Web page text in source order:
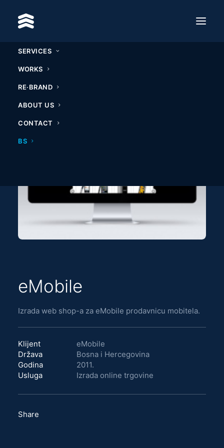
SERVICES
WORKS
RE·BRAND
ABOUT US
CONTACT
BS
eMobile
Izrada web shop-a za eMobile prodavnicu mobitela.
Klijent
eMobile
Država
Bosna i Hercegovina
Godina
2011.
Usluga
Izrada online trgovine
Share